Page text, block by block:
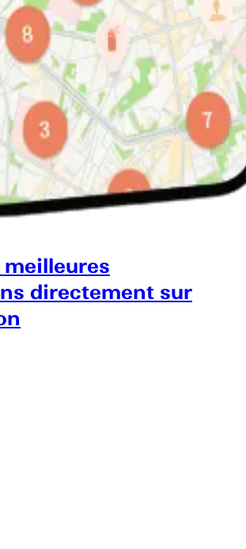
meilleures
directement sur